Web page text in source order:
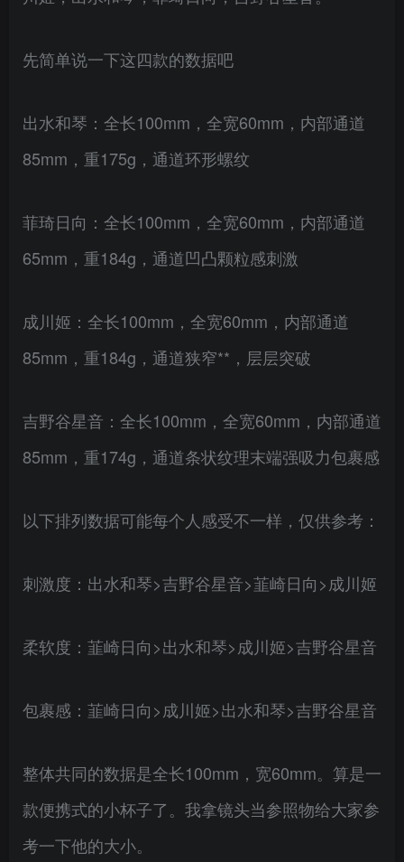
先简单说一下这四款的数据吧
出水和琴：全长100mm，全宽60mm，内部通道
85mm，重175g，通道环形螺纹
菲琦日向：全长100mm，全宽60mm，内部通道
65mm，重184g，通道凹凸颗粒感刺激
成川姬：全长100mm，全宽60mm，内部通道
85mm，重184g，通道狭窄**，层层突破
吉野谷星音：全长100mm，全宽60mm，内部通道
85mm，重174g，通道条状纹理末端强吸力包裹感
以下排列数据可能每个人感受不一样，仅供参考：
刺激度：出水和琴>吉野谷星音>韮崎日向>成川姬
柔软度：韮崎日向>出水和琴>成川姬>吉野谷星音
包裹感：韮崎日向>成川姬>出水和琴>吉野谷星音
整体共同的数据是全长100mm，宽60mm。算是一
款便携式的小杯子了。我拿镜头当参照物给大家参
考一下他的大小。